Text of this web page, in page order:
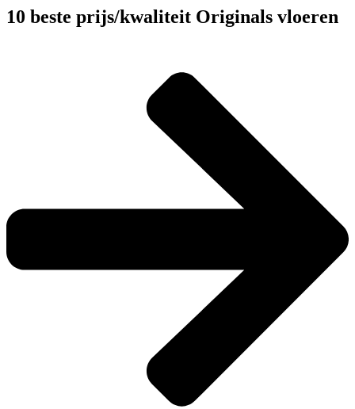
10 beste prijs/kwaliteit Originals vloeren